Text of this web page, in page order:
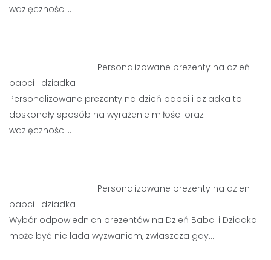
wdzięczności…
Personalizowane prezenty na dzień
babci i dziadka
Personalizowane prezenty na dzień babci i dziadka to
doskonały sposób na wyrażenie miłości oraz
wdzięczności…
Personalizowane prezenty na dzien
babci i dziadka
Wybór odpowiednich prezentów na Dzień Babci i Dziadka
może być nie lada wyzwaniem, zwłaszcza gdy…